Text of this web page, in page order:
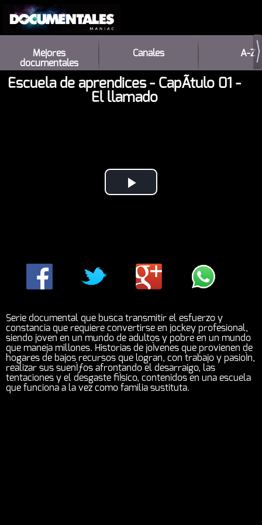
Mejores
documentales
Canales A-Z
Escuela de aprendices - CapÃ­tulo 01 -
El llamado
Play
Serie documental que busca transmitir el esfuerzo y
constancia que requiere convertirse en jockey profesional,
siendo joven en un mundo de adultos y pobre en un mundo
que maneja millones. Historias de joÌvenes que provienen de
hogares de bajos recursos que logran, con trabajo y pasioÌn,
realizar sus suenÌƒos afrontando el desarraigo, las
tentaciones y el desgaste fiÌsico, contenidos en una escuela
que funciona a la vez como familia sustituta.